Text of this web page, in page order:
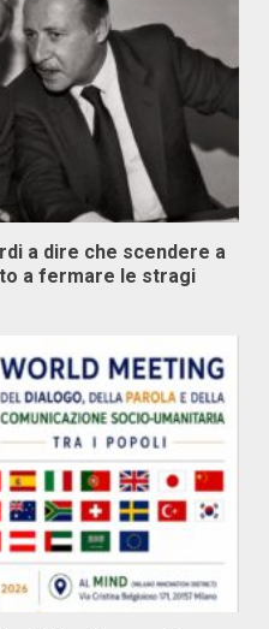
a dire che scendere a
a fermare le stragi